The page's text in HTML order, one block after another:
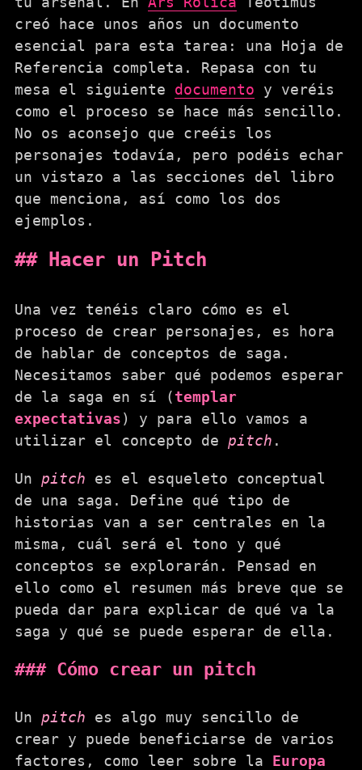
creó hace unos años un documento
esencial para esta tarea: una Hoja de
Referencia completa. Repasa con tu
mesa el siguiente documento y veréis
como el proceso se hace más sencillo.
No os aconsejo que creéis los
personajes todavía, pero podéis echar
un vistazo a las secciones del libro
que menciona, así como los dos
ejemplos.
Hacer un Pitch
Una vez tenéis claro cómo es el
proceso de crear personajes, es hora
de hablar de conceptos de saga.
Necesitamos saber qué podemos esperar
de la saga en sí (templar
expectativas) y para ello vamos a
utilizar el concepto de pitch .
Un pitch es el esqueleto conceptual
de una saga. Define qué tipo de
historias van a ser centrales en la
misma, cuál será el tono y qué
conceptos se explorarán. Pensad en
ello como el resumen más breve que se
pueda dar para explicar de qué va la
saga y qué se puede esperar de ella.
Cómo crear un pitch
Un pitch es algo muy sencillo de
crear y puede beneficiarse de varios
factores, como leer sobre la Europa